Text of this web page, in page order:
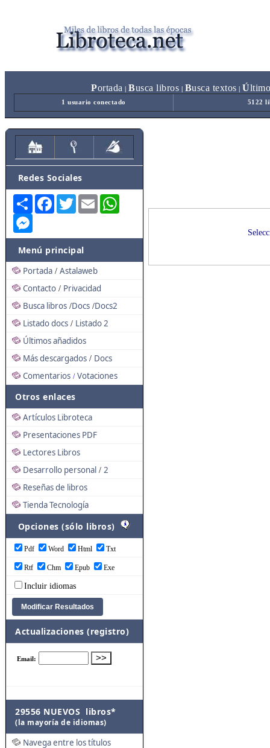
Portada Busca libros Busca textos Ú
1 usuario conectado 5122
Redes Sociales
Share FacebookTwitterEmail
Menú principal
Portada / Astalaweb
Contacto / Privacidad
Busca libros /Docs /Docs2
Listado docs / Listado 2
Últimos añadidos
Más descargados / Docs
Comentarios / Votaciones
Otros enlaces
Artículos Libroteca
Presentaciones PDF
Lectores Libros
Desarrollo personal / 2
Reseñas de libros
Tienda Tecnología
Opciones (sólo libros)
Pdf Word Html Txt
Rtf Chm Epub Exe
Incluir idiomas
Actualizaciones (registro)
29556 NUEVOS libros*
(la mayoría de idiomas)
Navega entre los títulos